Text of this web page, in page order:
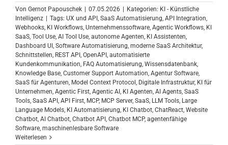
Von Gernot Papouschek 07.05.2026 Kategorien: KI - Künstliche
Intelligenz
Tags: UX und API , SaaS Automatisierung, API Integration,
Webhooks, KI Workflows, Unternehmenssoftware, Agentic Workflows, KI
SaaS, Tool Use, AI Tool Use, autonome Agenten, KI Assistenten,
Dashboard UI , Software Automatisierung, moderne SaaS Architektur,
Schnittstellen, REST API , OpenAPI , automatisierte
Kundenkommunikation, FAQ Automatisierung, Wissensdatenbank,
Knowledge Base, Customer Support Automation, Agentur Software,
SaaS für Agenturen, Model Context Protocol , Digitale Infrastruktur, KI für
Unternehmen, Agentic First, Agentic AI , KI Agenten, AI Agents, SaaS
Tools, SaaS API , API First, MCP, MCP Server, SaaS, LLM Tools, Large
Language Models, KI Automatisierung, KI Chatbot, ChatReact, Website
Chatbot, AI Chatbot, Chatbot API , Chatbot MCP, agentenfähige
Software, maschinenlesbare Software
Weiterlesen